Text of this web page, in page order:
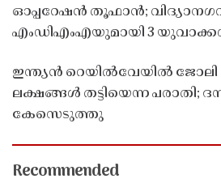
ഓപ്പറേഷൻ തൂഫാൻ;
എംഡിഎംഎയുമായി 3
ഇന്ത്യൻ റെയിൽവേയിൽ ജോലി
ലക്ഷങ്ങൾ തട്ടിയെന്ന പരാതി;
കേസെടുത്തു
Recommended